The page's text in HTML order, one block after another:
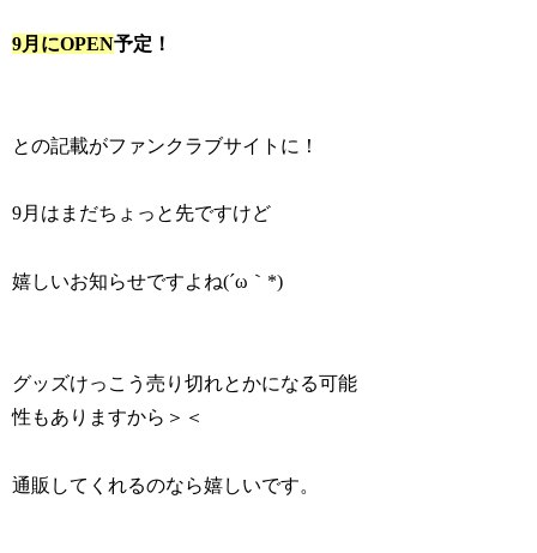
9月にOPEN予定！
との記載がファンクラブサイトに！
9月はまだちょっと先ですけど
嬉しいお知らせですよね(´ω｀*)
グッズけっこう売り切れとかになる可能
性もありますから＞＜
通販してくれるのなら嬉しいです。